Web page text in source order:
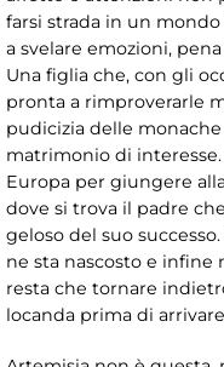
farsi strada in un
a svelare emozioni,
Una figlia che, con gli
pronta a rimproverarle
pudicizia delle
matrimonio di
Europa per giungere
dove si trova il padre
geloso del suo
ne sta nascosto e infine
resta che tornare
locanda prima di